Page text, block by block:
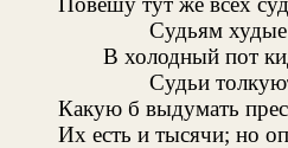
Судьям
В холодный пот
Судьи
Какую б выдумать
Их есть и тысячи; но